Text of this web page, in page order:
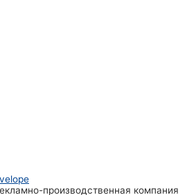
производственная компания